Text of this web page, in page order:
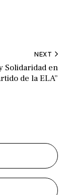
NEXT
Solidaridad en
de la ELA”